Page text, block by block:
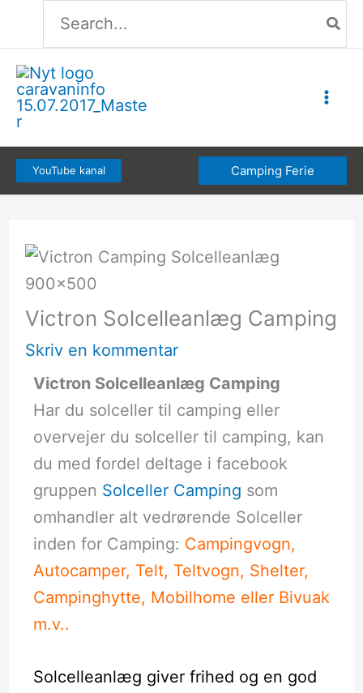
indholdet
efter:
YouTube kanal Camping Ferie
Victron Solcelleanlæg Camping
Skriv en kommentar
Victron Solcelleanlæg Camping
Har du solceller til camping eller
overvejer du solceller til camping, kan
du med fordel deltage i facebook
gruppen Solceller Camping som
omhandler alt vedrørende Solceller
inden for Camping: Campingvogn,
Autocamper, Telt, Teltvogn, Shelter,
Campinghytte, Mobilhome eller Bivuak
m.v..
Solcelleanlæg giver frihed og en god